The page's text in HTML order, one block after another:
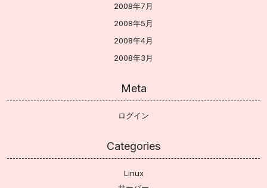
2008年7月
2008年5月
2008年4月
2008年3月
Meta
ログイン
Categories
Linux